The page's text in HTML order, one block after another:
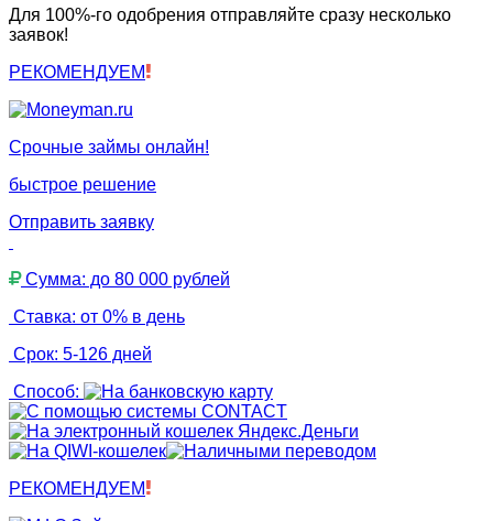
Для 100%-го одобрения отправляйте сразу несколько
заявок!
РЕКОМЕНДУЕМ
Срочные займы онлайн!
быстрое решение
Отправить заявку
Сумма: до 80 000 рублей
Ставка: от 0% в день
Срок: 5-126 дней
Способ:
РЕКОМЕНДУЕМ